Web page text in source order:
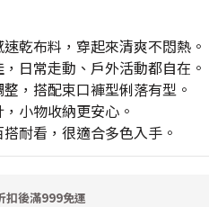
乾布料，穿起來清爽不悶熱。
日常走動、戶外活動都自在。
，搭配束口褲型俐落有型。
小物收納更安心。
耐看，很適合多色入手。
扣後滿999免運